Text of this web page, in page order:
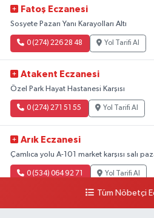
Fatoş Eczanesi
Sosyete Pazarı Yanı Karayolları Altı
0 (274) 226 28 48 Yol Tarifi Al
Atakent Eczanesi
Özel Park Hayat Hastanesi Karşısı
0 (274) 271 51 55 Yol Tarifi Al
Arık Eczanesi
Çamlıca yolu A-101 market karşısı salı
0 (534) 064 92 71 Yol Tarifi Al
Tüm Nöbetçi